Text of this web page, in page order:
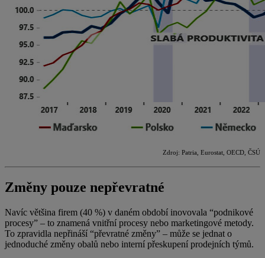
Zdroj: Patria, Eurostat, OECD, ČSÚ
Změny pouze nepřevratné
Navíc většina firem (40 %) v daném období inovovala “podnikové
procesy” – to znamená vnitřní procesy nebo marketingové metody.
To zpravidla nepřináší “převratné změny” – může se jednat o
jednoduché změny obalů nebo interní přeskupení prodejních týmů.